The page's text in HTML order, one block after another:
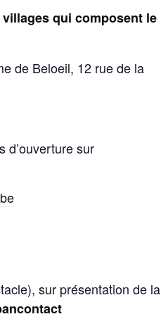
qui composent le
de Beloeil, 12 rue de la
sur
sur présentation de la